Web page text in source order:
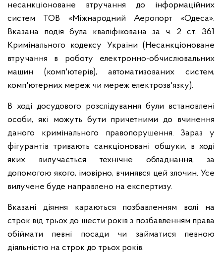
несанкціоноване втручання до інформаційних
систем ТОВ «Міжнародний Аеропорт «Одеса».
Вказана подія була кваліфікована за ч. 2 ст. 361
Кримінального кодексу України (Несанкціоноване
втручання в роботу електронно-обчислювальних
машин (комп'ютерів), автоматизованих систем,
комп'ютерних мереж чи мереж електрозв'язку).
В ході досудового розслідування були встановлені
особи, які можуть бути причетними до вчинення
даного кримінального правопорушення. Зараз у
фігурантів тривають санкціоновані обшуки, в ході
яких вилучається технічне обладнання, за
допомогою якого, імовірно, вчинявся цей злочин. Усе
вилучене буде направлено на експертизу.
Вказані діяння караються позбавленням волі на
строк від трьох до шести років з позбавленням права
обіймати певні посади чи займатися певною
діяльністю на строк до трьох років.